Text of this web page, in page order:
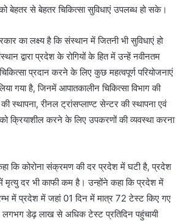
बेहतर से बेहतर चिकित्सा सुविधाएं उपलब्ध हो सके।
का लक्ष्य है कि संस्थान में जितनी भी सुविधाएं हो
द्वारा प्रदेश के रोगियों के हित में उन्हें नवीनतम
प्रदान करने के लिए कुछ महत्वपूर्ण परियोजनाएं
गया है, जिनमें आपातकालीन चिकित्सा विभाग की
की स्थापना, रीनल ट्रांसप्लाण्ट सेन्टर की स्थापना एवं
को क्रियाशील करने के लिए उपकरणों की व्यवस्था करना
कहा कि कोरोना संक्रमण की दर प्रदेश में घटी है, प्रदेश
मृत्यु दर भी काफी कम है। उन्होंने कहा कि प्रदेश में
में प्रदेश में जहां 01 दिन में मात्र 72 टेस्ट किए गए
लगभग डेढ़ लाख से अधिक टेस्ट प्रतिदिन पहुंचायी